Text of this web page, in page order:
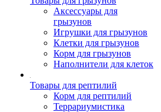
Аксессуары для
грызунов
Игрушки для грызунов
Клетки для грызунов
Корм для грызунов
Наполнители для клеток
Товары для рептилий
Корм для рептилий
Террариумистика